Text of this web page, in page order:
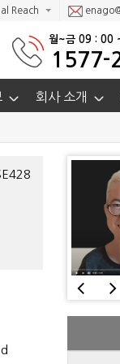
Reach
월~금 09 : 00
1577-
회사 소개